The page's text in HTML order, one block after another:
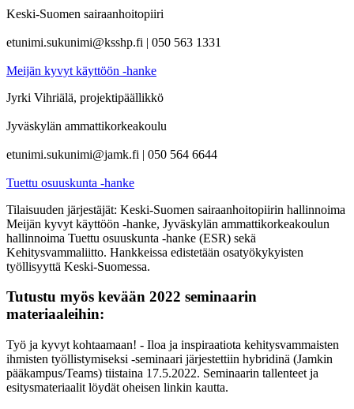
Keski-Suomen sairaanhoitopiiri
etunimi.sukunimi@ksshp.fi | 050 563 1331
Meijän kyvyt käyttöön -hanke
Jyrki Vihriälä, projektipäällikkö
Jyväskylän ammattikorkeakoulu
etunimi.sukunimi@jamk.fi | 050 564 6644
Tuettu osuuskunta -hanke
Tilaisuuden järjestäjät: Keski-Suomen sairaanhoitopiirin hallinnoima
Meijän kyvyt käyttöön -hanke, Jyväskylän ammattikorkeakoulun
hallinnoima Tuettu osuuskunta -hanke (ESR) sekä
Kehitysvammaliitto. Hankkeissa edistetään osatyökykyisten
työllisyyttä Keski-Suomessa.
Tutustu myös kevään 2022 seminaarin
materiaaleihin:
Työ ja kyvyt kohtaamaan! - Iloa ja inspiraatiota kehitysvammaisten
ihmisten työllistymiseksi -seminaari järjestettiin hybridinä (Jamkin
pääkampus/Teams) tiistaina 17.5.2022. Seminaarin tallenteet ja
esitysmateriaalit löydät oheisen linkin kautta.